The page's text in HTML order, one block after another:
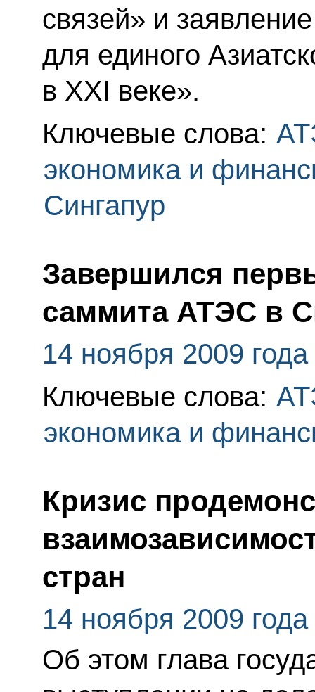
связей» и
для единого
в XXI веке».
Ключевые слова:
экономика и
Сингапур
Завершился
саммита АТЭС в
14 ноября 2009 года
Ключевые слова:
экономика и
Кризис
стран
14 ноября 2009 года
Об этом глава